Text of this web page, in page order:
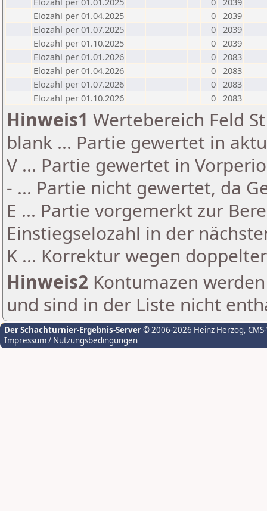
Elozahl per 01.04.2025
0 2039
Elozahl per 01.07.2025
0 2039
Elozahl per 01.10.2025
0 2039
Elozahl per 01.01.2026
0 2083
Elozahl per 01.04.2026
0 2083
Elozahl per 01.07.2026
0 2083
Elozahl per 01.10.2026
0 2083
Hinweis1 Wertebereich Feld
blank ... Partie gewertet in
V ... Partie gewertet in
- ... Partie nicht gewertet, da
E ... Partie vorgemerkt zur
Einstiegselozahl in der
K ... Korrektur wegen
Hinweis2 Kontumazen
und sind in der Liste nicht
Der Schachturnier-Ergebnis-Server© 2006-2026 Heinz Herzog,
Impressum / Nutzungsbedingungen